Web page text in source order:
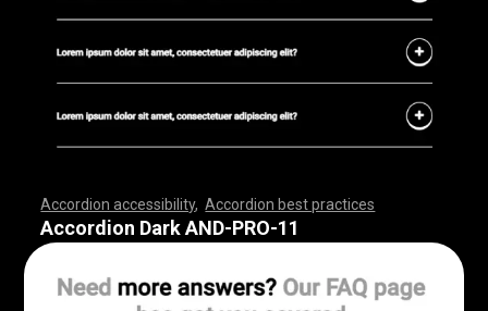
Accordion accessibility ,Accordion best practices
,,,,,,,,,,,,,,,,,,,,,,,, ,,,,,,,,,,,,,,,,,,,,,,,,,,,
,,,,,,,,,,,,,,,,,,,,,,,, ,,
Accordion Dark AND-PRO-11